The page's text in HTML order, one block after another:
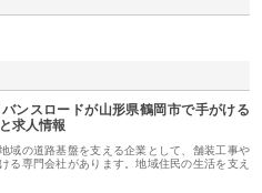
ンスロードが山形県鶴岡市で手がける
求人情報
域の道路基盤を支える企業として、舗装工事や
る専門会社があります。地域住民の生活を支え